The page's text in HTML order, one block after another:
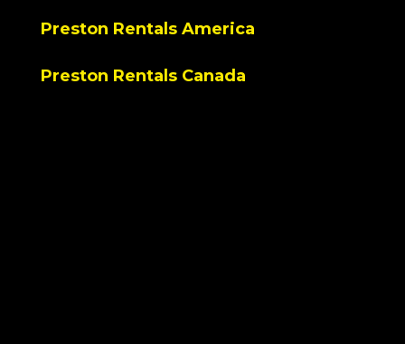
Preston Rentals America
Preston Rentals Canada